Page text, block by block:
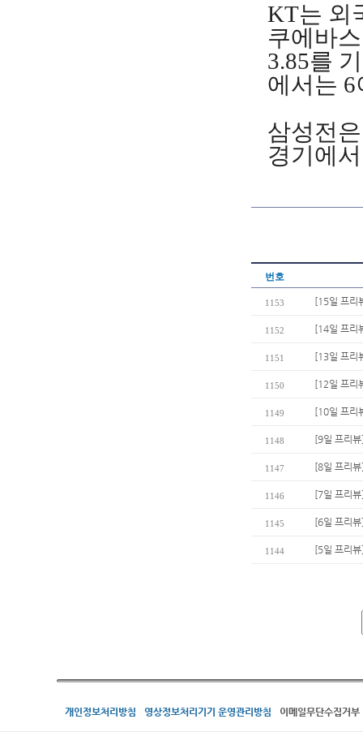
KT는 외
쿠에바
3.85를
에서는
삼성전
경기에
번호
1153 [15일 프리
1152 [14일 프리
1151 [13일 프리
1150 [12일 프리
1149 [10일 프리
1148 [9일 프리
1147 [8일 프리
1146 [7일 프리
1145 [6일 프리
1144 [5일 프리
개인정보처리방침 영상정보처리기기 운영관리방침 이메일무단수집거부